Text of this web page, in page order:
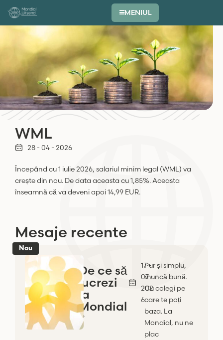
MENIUL
WML
28 - 04 - 2026
Începând cu 1 iulie 2026, salariul minim legal (WML) va
crește din nou. De data aceasta cu 1,85%. Aceasta
înseamnă că va deveni apoi 14,99 EUR.
Mesaje recente
Nou
De ce să
lucrezi
la
Mondial
?
17 -
07 -
202
6
Pur și simplu,
muncă bună.
Cu colegi pe
care te poți
baza. La
Mondial, nu ne
plac